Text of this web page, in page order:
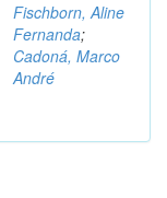
Fischborn, Aline
Fernanda;
Cadoná, Marco
André